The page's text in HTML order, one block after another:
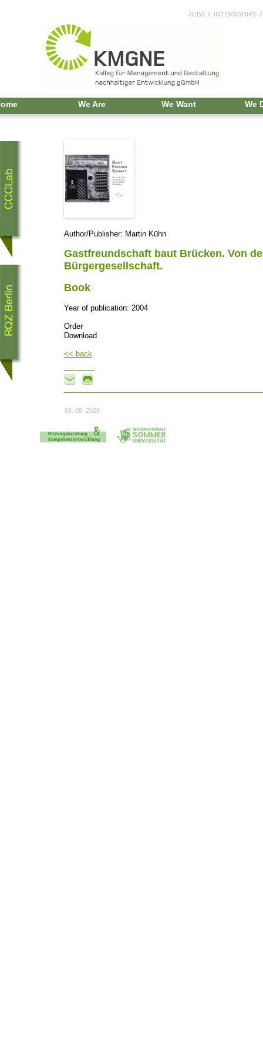
JOBS INTERNSHIPS
We Are We Want We
Author/Publisher: Martin Kühn
Gastfreundschaft baut Brücken. Von
Bürgergesellschaft.
Book
Year of publication: 2004
Order
Download
<< back
08. 08. 2026